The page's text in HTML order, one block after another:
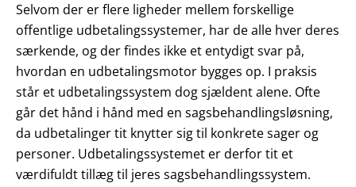
Selvom der er flere ligheder mellem forskellige
offentlige udbetalingssystemer, har de alle hver deres
særkende, og der findes ikke et entydigt svar på,
hvordan en udbetalingsmotor bygges op. I praksis
står et udbetalingssystem dog sjældent alene. Ofte
går det hånd i hånd med en sagsbehandlingsløsning,
da udbetalinger tit knytter sig til konkrete sager og
personer. Udbetalingssystemet er derfor tit et
værdifuldt tillæg til jeres sagsbehandlingssystem.